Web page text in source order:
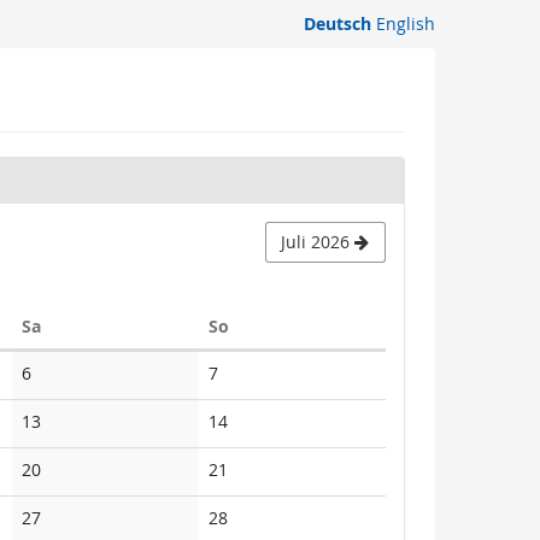
Deutsch English
Juli 2026
SaSamstag So
6Keine
Veranstaltungen
7Keine
Veranstaltungen
13Keine
Veranstaltungen
14Keine
Veranstaltungen
20Keine
Veranstaltungen
21
Veranstaltungen
27Keine
28Keine